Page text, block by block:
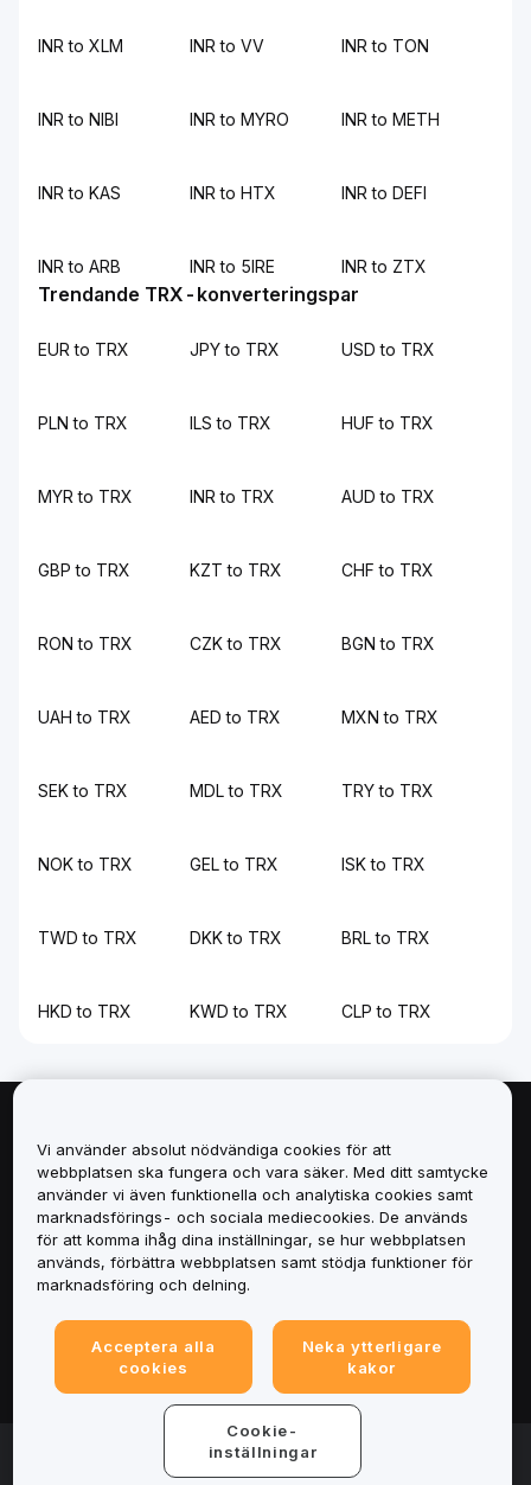
INR to XLM INR to VV INR to TON
INR to NIBI INR to MYRO INR to METH
INR to KAS INR to HTX INR to DEFI
INR to ARB INR to 5IRE INR to ZTX
Trendande TRX-konverteringspar
EUR to TRX JPY to TRX USD to TRX
PLN to TRX ILS to TRX HUF to TRX
MYR to TRX INR to TRX AUD to TRX
GBP to TRX KZT to TRX CHF to TRX
RON to TRX CZK to TRX BGN to TRX
UAH to TRX AED to TRX MXN to TRX
SEK to TRX MDL to TRX TRY to TRX
NOK to TRX GEL to TRX ISK to TRX
TWD to TRX DKK to TRX BRL to TRX
HKD to TRX KWD to TRX CLP to TRX
Tjänster
Support
© 2025-2026 Bybit.eu. All rights reserved.
Vi använder absolut nödvändiga cookies för att
webbplatsen ska fungera och vara säker. Med ditt samtycke
använder vi även funktionella och analytiska cookies samt
marknadsförings- och sociala mediecookies. De används
för att komma ihåg dina inställningar, se hur webbplatsen
används, förbättra webbplatsen samt stödja funktioner för
marknadsföring och delning.
Acceptera alla
cookies
Neka ytterligare
kakor
Cookie-
inställningar